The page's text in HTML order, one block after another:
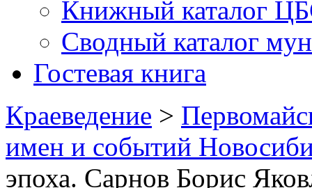
Книжный каталог
Сводный каталог
Гостевая книга
Краеведение >
имен и событий
эпоха. Сарнов Борис